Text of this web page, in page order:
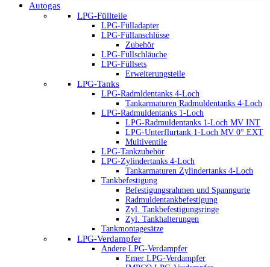
Autogas
LPG-Füllteile
LPG-Fülladapter
LPG-Füllanschlüsse
Zubehör
LPG-Füllschläuche
LPG-Füllsets
Erweiterungsteile
LPG-Tanks
LPG-Radmldentanks 4-Loch
Tankarmaturen Radmuldentanks 4-Loch
LPG-Radmuldentanks 1-Loch
LPG-Radmuldentanks 1-Loch MV INT
LPG-Unterflurtank 1-Loch MV 0° EXT
Multiventile
LPG-Tankzubehör
LPG-Zylindertanks 4-Loch
Tankarmaturen Zylindertanks 4-Loch
Tankbefestigung
Befestigungsrahmen und Spanngurte
Radmuldentankbefestigung
Zyl. Tankbefestigungsringe
Zyl. Tankhalterungen
Tankmontagesätze
LPG-Verdampfer
Andere LPG-Verdampfer
Emer LPG-Verdampfer